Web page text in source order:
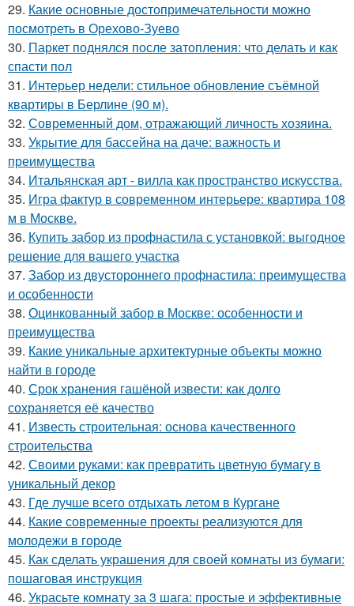
29. Какие основные достопримечательности можно
посмотреть в Орехово-Зуево
30. Паркет поднялся после затопления: что делать и как
спасти пол
31. Интерьер недели: стильное обновление съёмной
квартиры в Берлине (90 м).
32. Современный дом, отражающий личность хозяина.
33. Укрытие для бассейна на даче: важность и
преимущества
34. Итальянская арт - вилла как пространство искусства.
35. Игра фактур в современном интерьере: квартира 108
м в Москве.
36. Купить забор из профнастила с установкой: выгодное
решение для вашего участка
37. Забор из двустороннего профнастила: преимущества
и особенности
38. Оцинкованный забор в Москве: особенности и
преимущества
39. Какие уникальные архитектурные объекты можно
найти в городе
40. Срок хранения гашёной извести: как долго
сохраняется её качество
41. Известь строительная: основа качественного
строительства
42. Своими руками: как превратить цветную бумагу в
уникальный декор
43. Где лучше всего отдыхать летом в Кургане
44. Какие современные проекты реализуются для
молодежи в городе
45. Как сделать украшения для своей комнаты из бумаги:
пошаговая инструкция
46. Украсьте комнату за 3 шага: простые и эффективные